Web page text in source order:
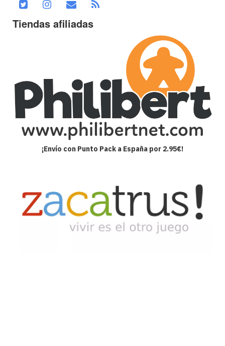
Tiendas afiliadas
¡Envío con Punto Pack a España por 2.95€!